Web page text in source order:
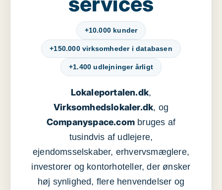
+10.000 kunder
+150.000 virksomheder i databasen
+1.400 udlejninger årligt
Lokaleportalen.dk,
Virksomhedslokaler.dk, og
Companyspace.com bruges af
tusindvis af udlejere,
ejendomsselskaber, erhvervsmæglere,
investorer og kontorhoteller, der ønsker
høj synlighed, flere henvendelser og